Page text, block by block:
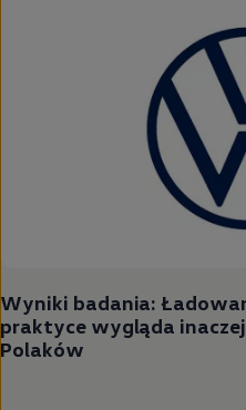
Wyniki badania:
praktyce wygląda
Polaków